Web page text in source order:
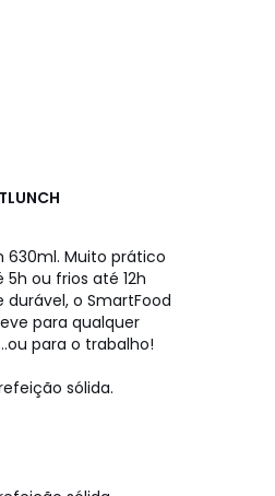
Muito prático
ou frios até 12h
o SmartFood
para qualquer
para o trabalho!
sólida.